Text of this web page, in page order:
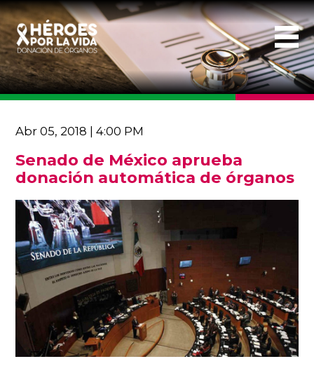
Abr 05, 2018 | 4:00 PM
Senado de México aprueba
donación automática de órganos